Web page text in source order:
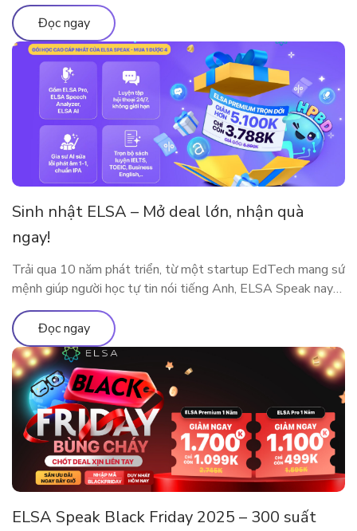
Đọc ngay
Sinh nhật ELSA – Mở deal lớn, nhận quà
ngay!
Trải qua 10 năm phát triển, từ một startup EdTech mang sứ
mệnh giúp người học tự tin nói tiếng Anh, ELSA Speak nay
đã trở thành nền tảng luyện phát âm và giao tiếp ứng dụng
AI được hàng triệu người dùng tại nhiều quốc gia tin tưởng
lựa chọn. Cột mốc 10 năm […]
Đọc ngay
ELSA Speak Black Friday 2025 – 300 suất